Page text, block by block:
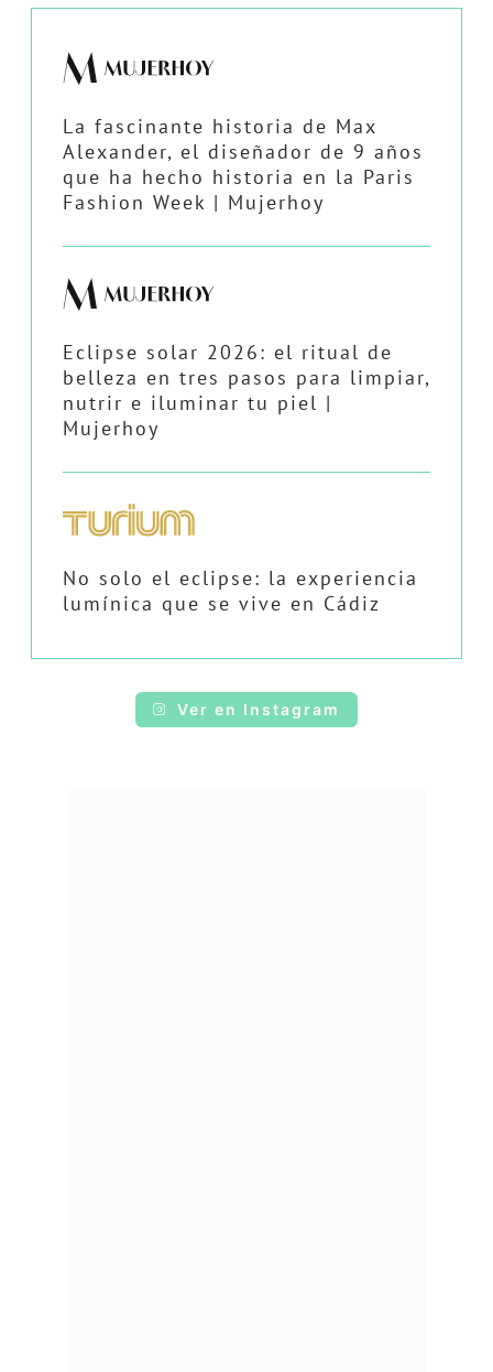
La fascinante historia de Max
Alexander, el diseñador de 9 años
que ha hecho historia en la Paris
Fashion Week | Mujerhoy
Eclipse solar 2026: el ritual de
belleza en tres pasos para limpiar,
nutrir e iluminar tu piel |
Mujerhoy
No solo el eclipse: la experiencia
lumínica que se vive en Cádiz
Ver en Instagram